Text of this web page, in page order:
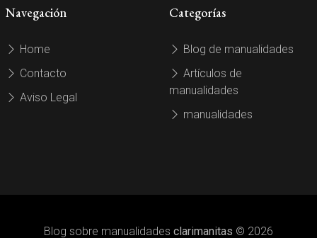
Navegación
Home
Contacto
Aviso Legal
Categorías
Blog de manualidades
Artículos de
manualidades
manualidades
Blog sobre manualidades clarimanitas © 2026